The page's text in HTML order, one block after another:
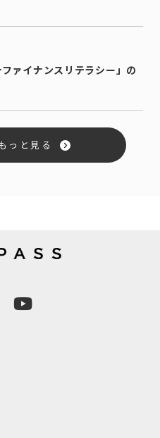
ァイナンスリテラシー」の
っと見る